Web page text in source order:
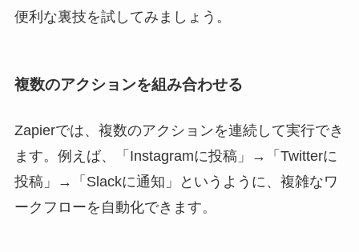
便利な裏技を試してみましょう。
複数のアクションを組み合わせる
Zapierでは、複数のアクションを連続して実行でき
ます。例えば、「Instagramに投稿」→「Twitterに
投稿」→「Slackに通知」というように、複雑なワ
ークフローを自動化できます。